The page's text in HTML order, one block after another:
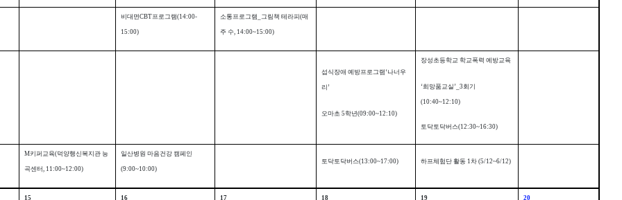
비대면CBT프로그램(14:00-
15:00)
소통프로그램 그림책 테라피(매
주 수, 14:00~15:00)
섭식장애 예방프로그램 ‘나너우
리’
오마초 5학년(09:00~12:10)
장성초등학교 학교폭력 예방교육
‘희망품교실’_3회기
(10:40~12:10)
토닥토닥버스(12:30~16:30)
M키퍼교육(덕양행신복지관 능
곡센터, 11:00~12:00)
일산병원 마음건강 캠페인
(9:00~10:00)
토닥토닥버스(13:00~17:00) 하프체험단 활동 1차 (5/12~6/12)
15 16 17 18 19 20